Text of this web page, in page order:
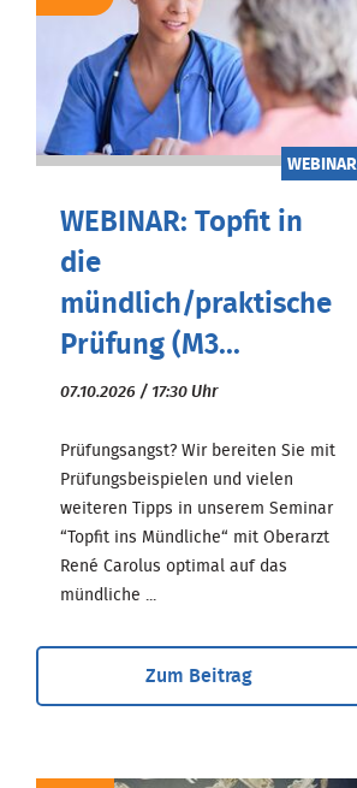
WEBINAR
WEBINAR: Topfit in
die
mündlich/praktische
Prüfung (M3...
07.10.2026 / 17:30 Uhr
Prüfungsangst? Wir bereiten Sie mit
Prüfungsbeispielen und vielen
weiteren Tipps in unserem Seminar
“Topfit ins Mündliche“ mit Oberarzt
René Carolus optimal auf das
mündliche ...
Zum Beitrag